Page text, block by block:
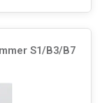
S1/B3/B7